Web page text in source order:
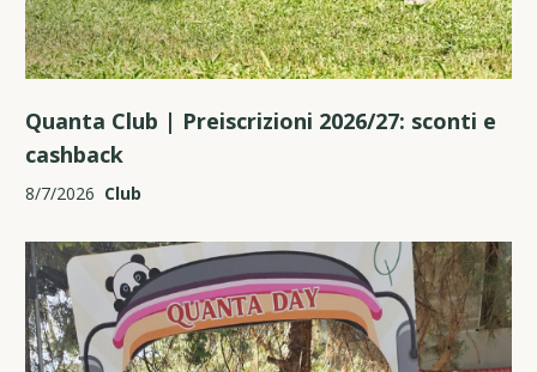
Quanta Club | Preiscrizioni 2026/27: sconti e
cashback
8/7/2026 Club